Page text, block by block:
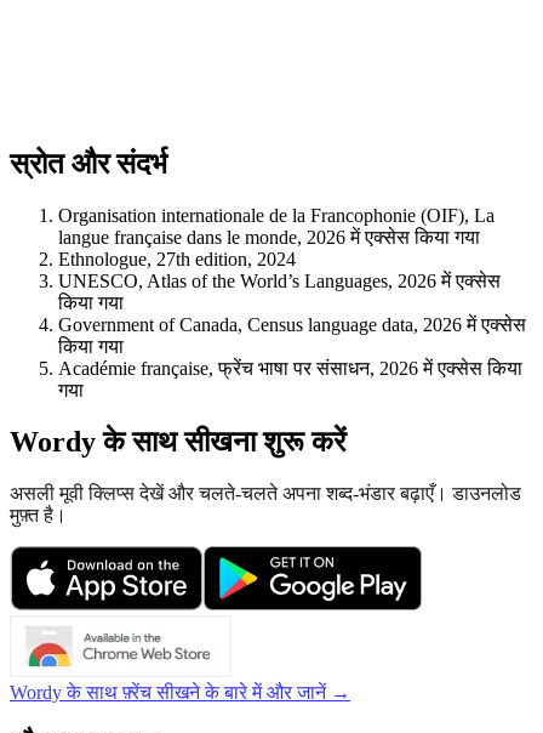
स्रोत और संदर्भ
Organisation internationale de la Francophonie (OIF), La
langue française dans le monde, 2026 में एक्सेस किया गया
Ethnologue, 27th edition, 2024
UNESCO, Atlas of the World’s Languages, 2026 में एक्सेस
किया गया
Government of Canada, Census language data, 2026 में एक्सेस
किया गया
Académie française, फ्रेंच भाषा पर संसाधन, 2026 में एक्सेस किया
गया
Wordy के साथ सीखना शुरू करें
असली मूवी क्लिप्स देखें और चलते-चलते अपना शब्द-भंडार बढ़ाएँ। डाउनलोड
मुफ़्त है।
Wordy के साथ फ़्रेंच सीखने के बारे में और जानें →